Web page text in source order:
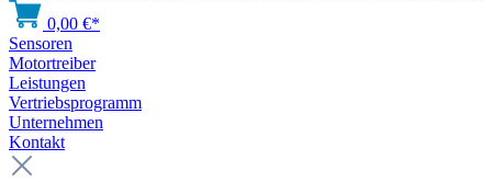
0,00 €*
Sensoren
Motortreiber
Leistungen
Vertriebsprogramm
Unternehmen
Kontakt